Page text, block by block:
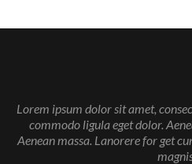
Lorem ipsum dolor sit amet,
commodo ligula eget dolor.
Aenean massa. Lanorere for get